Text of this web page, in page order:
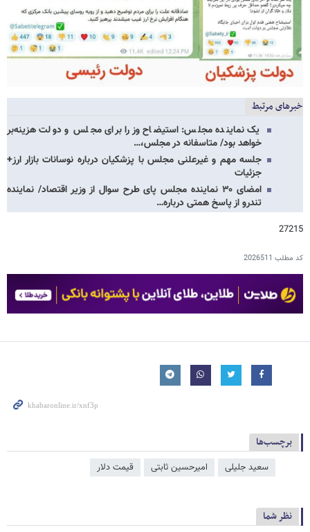
خبرهای مرتبط
یک نماینده مجلس: استیضاح وزرا برای مجلس و دولت هزینه‌بر
خواهد بود/ متاسفانه در مجلس،…
جلسه مهم و غیرعلنی مجلس با پزشکیان درباره نوسانات بازار ارز+
جزئیات
امضای ۳۰ نماینده مجلس پای طرح سوال از وزیر اقتصاد/ نماینده
تندرو از پاسخ همتی درباره…
27215
کد مطلب 2026511
برچسب‌ها
سعید جلیلی امیرحسین ثابتی قیمت دلار
نظر شما